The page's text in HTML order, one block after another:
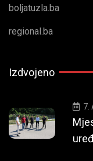
boljatuzla.ba
regional.ba
Izdvojeno
7.